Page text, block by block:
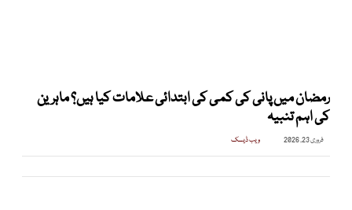
رمضان میں پانی کی کمی کی ابتدائی علامات کیا ہیں؟ ماہرین
کی اہم تنبیہ
فروری 23, 2026 ویب ڈیسک